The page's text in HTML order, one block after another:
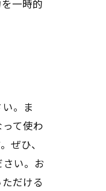
一時的
。ま
て使わ
ぜひ、
い。お
だける